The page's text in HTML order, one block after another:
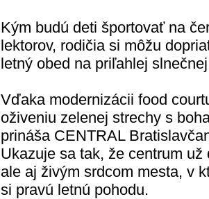
Kým budú deti športovať na
lektorov, rodičia si môžu
letný obed na priľahlej
Vďaka modernizácii food
oživeniu zelenej strechy s
prináša CENTRAL
Ukazuje sa tak, že centrum
ale aj živým srdcom mesta, v
si pravú letnú pohodu.